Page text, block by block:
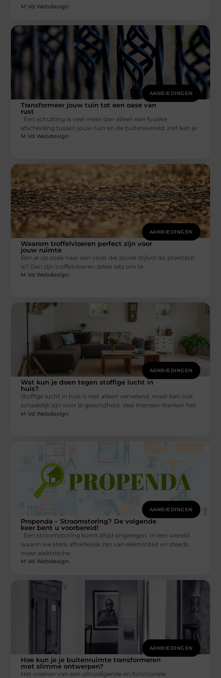
M Vd Webdesign
AANBIEDINGEN
Transformeer jouw tuin tot een oase van
rust
Een schutting is veel meer dan alleen een fysieke
afscheiding tussen jouw tuin en de buitenwereld. Het kan je
M Vd Webdesign
AANBIEDINGEN
Waarom troffelvloeren perfect zijn voor
jouw ruimte
Ben je op zoek naar een vloer die zowel stijlvol als praktisch
is? Dan zijn troffelvloeren zeker iets om te
M Vd Webdesign
AANBIEDINGEN
Wat kun je doen tegen stoffige lucht in
huis?
Stoffige lucht in huis is niet alleen vervelend, maar kan ook
schadelijk zijn voor je gezondheid. Veel mensen merken het
M Vd Webdesign
AANBIEDINGEN
Propenda – Stroomstoring? De volgende
keer bent u voorbereid!
Een stroomstoring komt altijd ongelegen. In een wereld
waarin we sterk afhankelijk zijn van elektriciteit en steeds
meer elektrische
M Vd Webdesign
AANBIEDINGEN
Hoe kun je je buitenruimte transformeren
met slimme ontwerpen?
Het creëren van een uitnodigende en functionele